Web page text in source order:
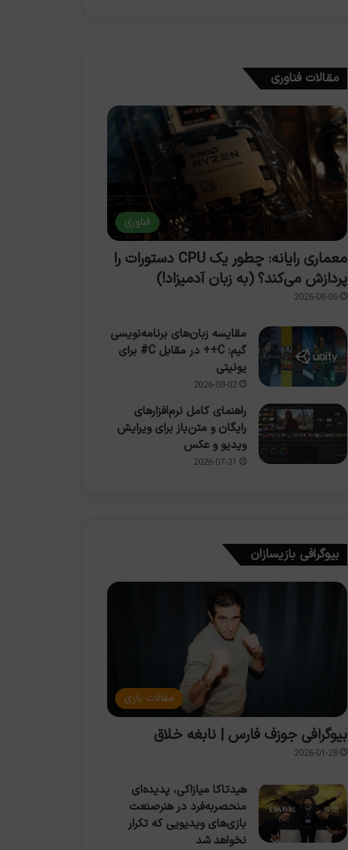
مقالات فناوری
فناوری
معماری رایانه: چطور یک CPU دستورات را
پردازش می‌کند؟ (به زبان آدمیزاد!)
2026-08-05
مقایسه زبان‌های برنامه‌نویسی
گیم: C++ در مقابل C# برای
یونیتی
2026-08-02
راهنمای کامل نرم‌افزارهای
رایگان و متن‌باز برای ویرایش
ویدیو و عکس
2026-07-31
بیوگرافی بازیسازان
مقالات بازی
بیوگرافی جوزف فارس | نابغه خلاق
2026-01-28
هیدتاکا میازاکی، پدیده‌ای
منحصربه‌فرد در هنرصنعت
بازی‌های ویدیویی که تکرار
نخواهد شد